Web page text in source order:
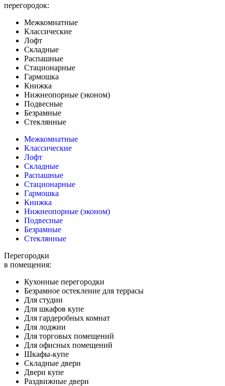
перегородок:
Межкомнатные
Классические
Лофт
Складные
Распашные
Стационарные
Гармошка
Книжка
Нижнеопорные (эконом)
Подвесные
Безрамные
Стеклянные
Межкомнатные
Классические
Лофт
Складные
Распашные
Стационарные
Гармошка
Книжка
Нижнеопорные (эконом)
Подвесные
Безрамные
Стеклянные
Перегородки
в помещения:
Кухонные перегородки
Безрамное остекление для террасы
Для студии
Для шкафов купе
Для гардеробных комнат
Для лоджии
Для торговых помещений
Для офисных помещений
Шкафы-купе
Складные двери
Двери купе
Раздвижные двери